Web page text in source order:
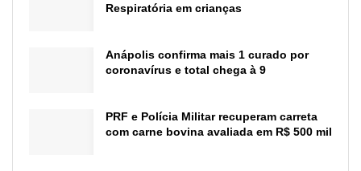
Respiratória em crianças
Anápolis confirma mais 1 curado por
coronavírus e total chega à 9
PRF e Polícia Militar recuperam carreta
com carne bovina avaliada em R$ 500 mil